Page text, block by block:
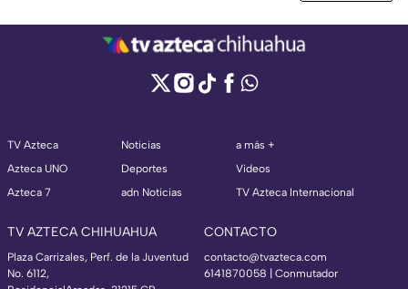
TV Azteca
Azteca UNO
Azteca 7
Noticias
Deportes
adn Noticias
a más +
Videos
TV Azteca Internacional
TV AZTECA CHIHUAHUA
Plaza Carrizales, Perf. de la Juventud
No. 6112,
CONTACTO
contacto@tvazteca.com
6141870058 | Conmutador